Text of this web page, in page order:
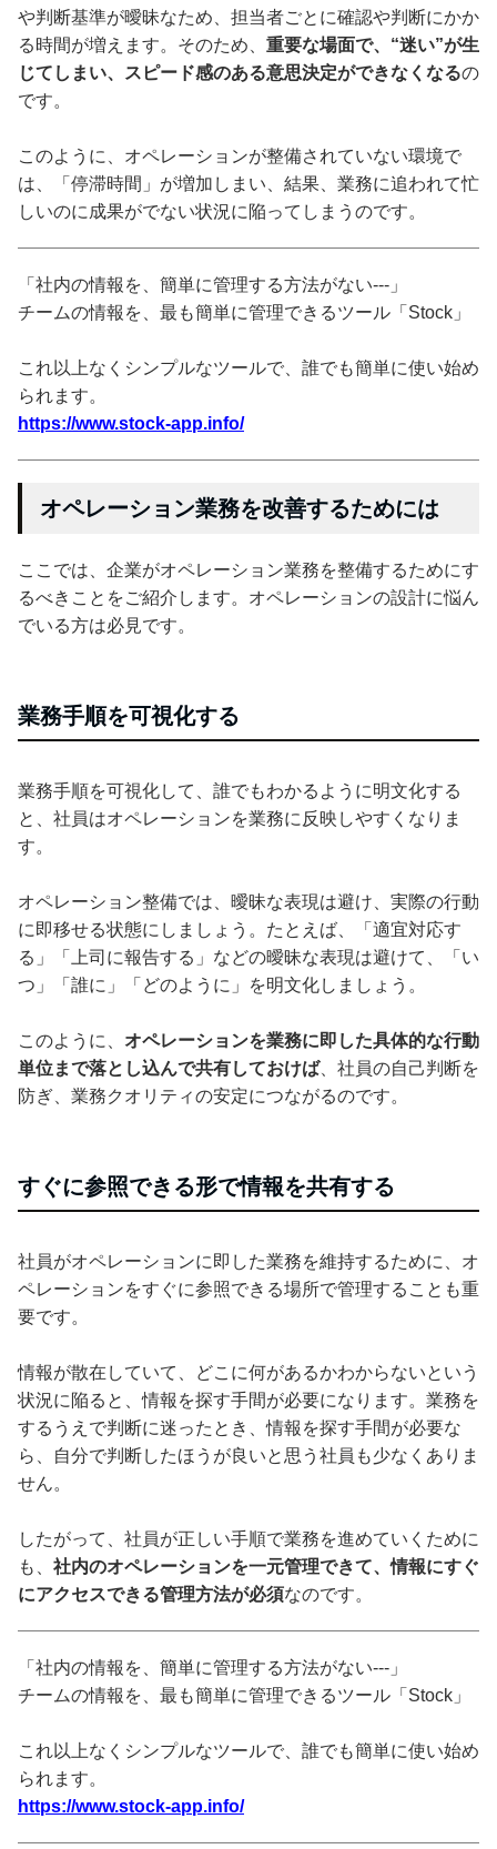
や判断基準が曖昧なため、担当者ごとに確認や判断にかか
る時間が増えます。そのため、 重要な場面で、“迷い”が生
じてしまい、スピード感のある意思決定ができなくなるの
です。
このように、オペレーションが整備されていない環境で
は、「停滞時間」が増加しまい、結果、業務に追われて忙
しいのに成果がでない状況に陥ってしまうのです。
「社内の情報を、簡単に管理する方法がない---」
チームの情報を、最も簡単に管理できるツール「Stock」
これ以上なくシンプルなツールで、誰でも簡単に使い始め
られます。
https://www.stock-app.info/
オペレーション業務を改善するためには
ここでは、企業がオペレーション業務を整備するためにす
るべきことをご紹介します。オペレーションの設計に悩ん
でいる方は必見です。
業務手順を可視化する
業務手順を可視化して、誰でもわかるように明文化する
と、社員はオペレーションを業務に反映しやすくなりま
す。
オペレーション整備では、曖昧な表現は避け、実際の行動
に即移せる状態にしましょう。たとえば、「適宜対応す
る」「上司に報告する」などの曖昧な表現は避けて、「い
つ」「誰に」「どのように」を明文化しましょう。
このように、 オペレーションを業務に即した具体的な行動
単位まで落とし込んで共有しておけば、社員の自己判断を
防ぎ、業務クオリティの安定につながるのです。
すぐに参照できる形で情報を共有する
社員がオペレーションに即した業務を維持するために、オ
ペレーションをすぐに参照できる場所で管理することも重
要です。
情報が散在していて、どこに何があるかわからないという
状況に陥ると、情報を探す手間が必要になります。業務を
するうえで判断に迷ったとき、情報を探す手間が必要な
ら、自分で判断したほうが良いと思う社員も少なくありま
せん。
したがって、社員が正しい手順で業務を進めていくために
も、 社内のオペレーションを一元管理できて、情報にすぐ
にアクセスできる管理方法が必須なのです。
「社内の情報を、簡単に管理する方法がない---」
チームの情報を、最も簡単に管理できるツール「Stock」
これ以上なくシンプルなツールで、誰でも簡単に使い始め
られます。
https://www.stock-app.info/